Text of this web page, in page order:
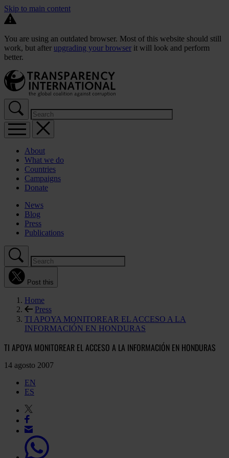
Skip to main content
You are using an outdated browser. Most of this website should still
work, but after upgrading your browser it will look and perform
better.
About
What we do
Countries
Campaigns
Donate
News
Blog
Press
Publications
Post this
Home
Press
TI APOYA MONITOREAR EL ACCESO A LA
INFORMACIÓN EN HONDURAS
TI APOYA MONITOREAR EL ACCESO A LA INFORMACIÓN EN HONDURAS
14 agosto 2007
EN
ES